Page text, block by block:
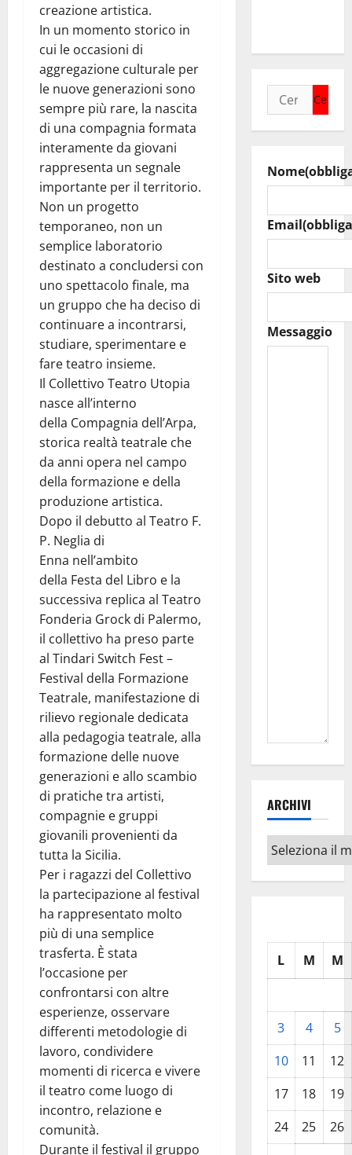
creazione artistica.
In un momento storico in
cui le occasioni di
aggregazione culturale per
le nuove generazioni sono
sempre più rare, la nascita
di una compagnia formata
interamente da giovani
rappresenta un segnale
importante per il territorio.
Non un progetto
temporaneo, non un
semplice laboratorio
destinato a concludersi con
uno spettacolo finale, ma
un gruppo che ha deciso di
continuare a incontrarsi,
studiare, sperimentare e
fare teatro insieme.
Il Collettivo Teatro Utopia
nasce all’interno
della Compagnia dell’Arpa,
storica realtà teatrale che
da anni opera nel campo
della formazione e della
produzione artistica.
Dopo il debutto al Teatro F.
P. Neglia di
Enna nell’ambito
della Festa del Libro e la
successiva replica al Teatro
Fonderia Grock di Palermo,
il collettivo ha preso parte
al Tindari Switch Fest –
Festival della Formazione
Teatrale, manifestazione di
rilievo regionale dedicata
alla pedagogia teatrale, alla
formazione delle nuove
generazioni e allo scambio
di pratiche tra artisti,
compagnie e gruppi
giovanili provenienti da
tutta la Sicilia.
Per i ragazzi del Collettivo
la partecipazione al festival
ha rappresentato molto
più di una semplice
trasferta. È stata
l’occasione per
confrontarsi con altre
esperienze, osservare
differenti metodologie di
lavoro, condividere
momenti di ricerca e vivere
il teatro come luogo di
incontro, relazione e
comunità.
Durante il festival il gruppo
Ricerca
per:
Nome
Email
Sito web
Messaggio
ARCHIVI
Archivi
L M M
3 4
5
10
11
12
17
18
19
24
25
26